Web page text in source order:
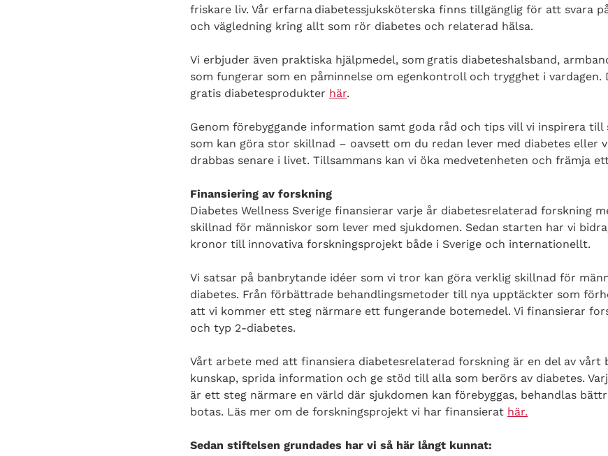
friskare liv. Vår erfarna diabetessjuksköterska finns tillgänglig för att svara
och vägledning kring allt som rör diabetes och relaterad hälsa.
Vi erbjuder även praktiska hjälpmedel, som gratis diabeteshalsband,
som fungerar som en påminnelse om egenkontroll och trygghet i vardagen.
gratis diabetesprodukter här.
Genom förebyggande information samt goda råd och tips vill vi inspirera till
som kan göra stor skillnad – oavsett om du redan lever med diabetes eller
drabbas senare i livet. Tillsammans kan vi öka medvetenheten och främja
Finansiering av forskning
Diabetes Wellness Sverige finansierar varje år diabetesrelaterad forskning
skillnad för människor som lever med sjukdomen. Sedan starten har vi
kronor till innovativa forskningsprojekt både i Sverige och internationellt.
Vi satsar på banbrytande idéer som vi tror kan göra verklig skillnad för
diabetes. Från förbättrade behandlingsmetoder till nya upptäckter som
att vi kommer ett steg närmare ett fungerande botemedel. Vi finansierar
och typ 2-diabetes.
Vårt arbete med att finansiera diabetesrelaterad forskning är en del av vårt
kunskap, sprida information och ge stöd till alla som berörs av diabetes.
är ett steg närmare en värld där sjukdomen kan förebyggas, behandlas
botas. Läs mer om de forskningsprojekt vi har finansierat här.
Sedan stiftelsen grundades har vi så här långt kunnat: